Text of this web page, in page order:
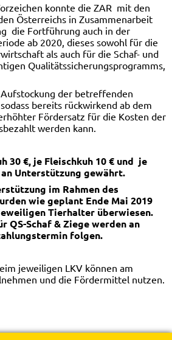
konnte die ZAR mit den
Österreichs in Zusammenarbeit
die Fortführung auch in der
ab 2020, dieses sowohl für die
als auch für die Schaf- und
Qualitätssicherungsprogramms,
der betreffenden
bereits rückwirkend ab dem
Fördersatz für die Kosten der
werden kann.
30 €, je Fleischkuh 10 € und je
Unterstützung gewährt.
im Rahmen des
wie geplant Ende Mai 2019
Tierhalter überwiesen.
QS-Schaf & Ziege werden an
folgen.
jeweiligen LKV können am
und die Fördermittel nutzen.